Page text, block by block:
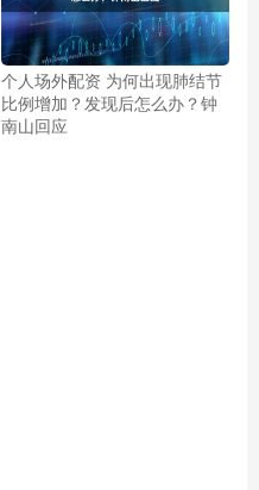
个人场外配资 为何出现肺结节
比例增加？发现后怎么办？钟
南山回应